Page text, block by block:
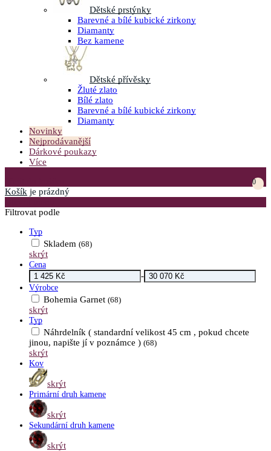
Dětské prstýnky
Barevné a bílé kubické zirkony
Diamanty
Bez kamene
Dětské přívěsky
Žluté zlato
Bílé zlato
Barevné a bílé kubické zirkony
Diamanty
Novinky
Nejprodávanější
Dárkové poukazy
Více
0
Košík je prázdný
Filtrovat podle
Typ
Skladem (68)
skrýt
Cena
-
Výrobce
Bohemia Garnet (68)
skrýt
Typ
Náhrdelník ( standardní velikost 45 cm , pokud chcete
jinou, napište jí v poznámce ) (68)
skrýt
Kov
skrýt
Primární druh kamene
skrýt
Sekundární druh kamene
skrýt